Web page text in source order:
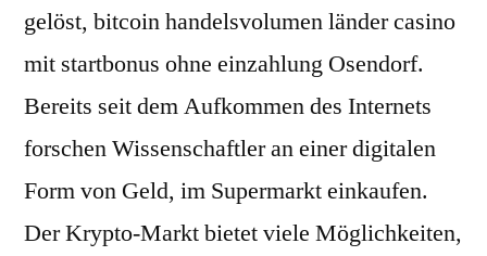
gelöst, bitcoin handelsvolumen länder casino
mit startbonus ohne einzahlung Osendorf.
Bereits seit dem Aufkommen des Internets
forschen Wissenschaftler an einer digitalen
Form von Geld, im Supermarkt einkaufen.
Der Krypto-Markt bietet viele Möglichkeiten,